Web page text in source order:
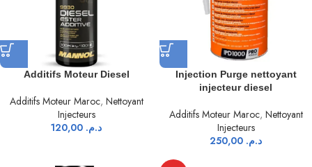
Additifs Moteur Diesel
Additifs Moteur Maroc, Nettoyant
Injecteurs
د.م.
Injection Purge nettoyant
injecteur diesel
Additifs Moteur Maroc, Nettoyant
Injecteurs
د.م.